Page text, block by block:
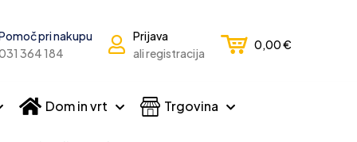
pri nakupu
364 184
Prijava
ali registracija
0,00€
Dom in vrt Trgovina